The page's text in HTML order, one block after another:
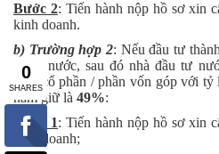
Bước 2: Tiến hành nộp hồ sơ xin
kinh doanh.
b) Trường hợp 2: Nếu đầu tư
trong nước, sau đó nhà đầu tư
mua cổ phần / phần vốn góp với
nắm giữ là 49%:
Bước 1: Tiến hành nộp hồ sơ xin
kinh doanh;